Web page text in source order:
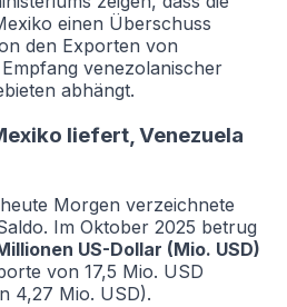
einen Überschuss
den Exporten von
venezolanischer
abhängt.
liefert, Venezuela
Morgen verzeichnete
Im Oktober 2025 betrug
US-Dollar (Mio. USD)
von 17,5 Mio. USD
4,27 Mio. USD).